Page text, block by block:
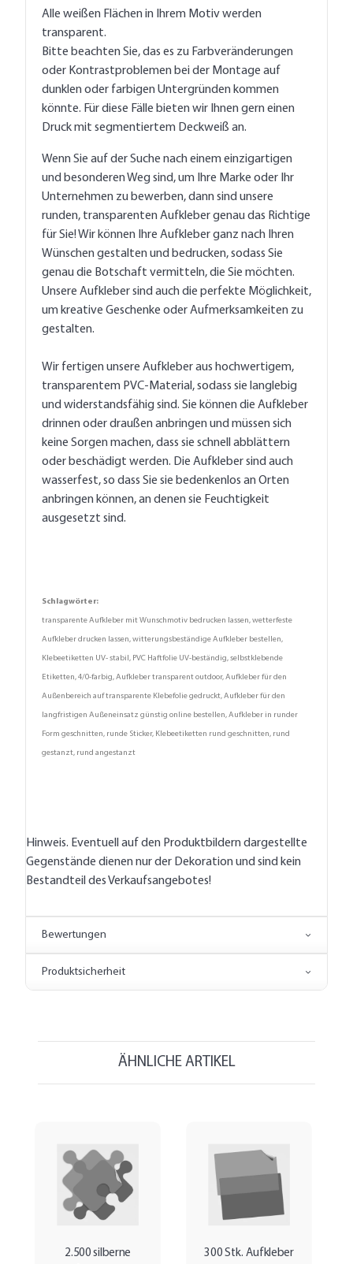
Alle weißen Flächen in Ihrem Motiv werden
transparent.
Bitte beachten Sie, das es zu Farbveränderungen
oder Kontrastproblemen bei der Montage auf
dunklen oder farbigen Untergründen kommen
könnte. Für diese Fälle bieten wir Ihnen gern einen
Druck mit segmentiertem Deckweiß an.
Wenn Sie auf der Suche nach einem einzigartigen
und besonderen Weg sind, um Ihre Marke oder Ihr
Unternehmen zu bewerben, dann sind unsere
runden, transparenten Aufkleber genau das Richtige
für Sie! Wir können Ihre Aufkleber ganz nach Ihren
Wünschen gestalten und bedrucken, sodass Sie
genau die Botschaft vermitteln, die Sie möchten.
Unsere Aufkleber sind auch die perfekte Möglichkeit,
um kreative Geschenke oder Aufmerksamkeiten zu
gestalten.
Wir fertigen unsere Aufkleber aus hochwertigem,
transparentem PVC-Material, sodass sie langlebig
und widerstandsfähig sind. Sie können die Aufkleber
drinnen oder draußen anbringen und müssen sich
keine Sorgen machen, dass sie schnell abblättern
oder beschädigt werden. Die Aufkleber sind auch
wasserfest, so dass Sie sie bedenkenlos an Orten
anbringen können, an denen sie Feuchtigkeit
ausgesetzt sind.
Schlagwörter:
transparente Aufkleber mit Wunschmotiv bedrucken lassen, wetterfeste
Aufkleber drucken lassen, witterungsbeständige Aufkleber bestellen,
Klebeetiketten UV- stabil, PVC Haftfolie UV-beständig, selbstklebende
Etiketten, 4/0-farbig, Aufkleber transparent outdoor, Aufkleber für den
Außenbereich auf transparente Klebefolie gedruckt, Aufkleber für den
langfristigen Außeneinsatz günstig online bestellen, Aufkleber in runder
Form geschnitten, runde Sticker, Klebeetiketten rund geschnitten, rund
gestanzt, rund angestanzt
Hinweis. Eventuell auf den Produktbildern dargestellte
Gegenstände dienen nur der Dekoration und sind kein
Bestandteil des Verkaufsangebotes!
Bewertungen
Produktsicherheit
ÄHNLICHE ARTIKEL
2.500 silberne 300 Stk. Aufkleber